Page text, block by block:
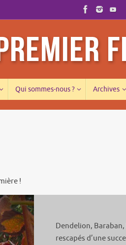
Qui sommes-nous ? Archives
!
Dendelion,
rescapés d’une